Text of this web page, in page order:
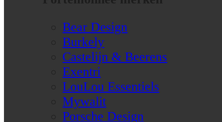
Bear Design
Burkely
Castelijn & Beerens
Exentri
LouLou Essentiels
Mywalit
Porsche Design